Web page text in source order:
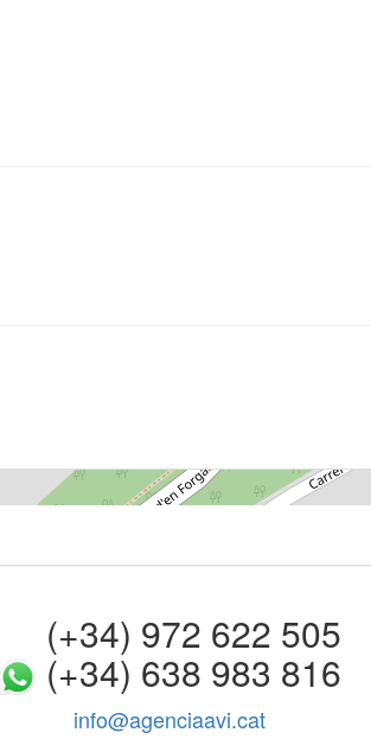
(+34) 972 622 505
(+34) 638 983 816
info@agenciaavi.cat